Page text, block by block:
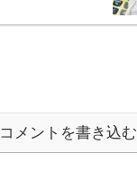
コメントを書き込む